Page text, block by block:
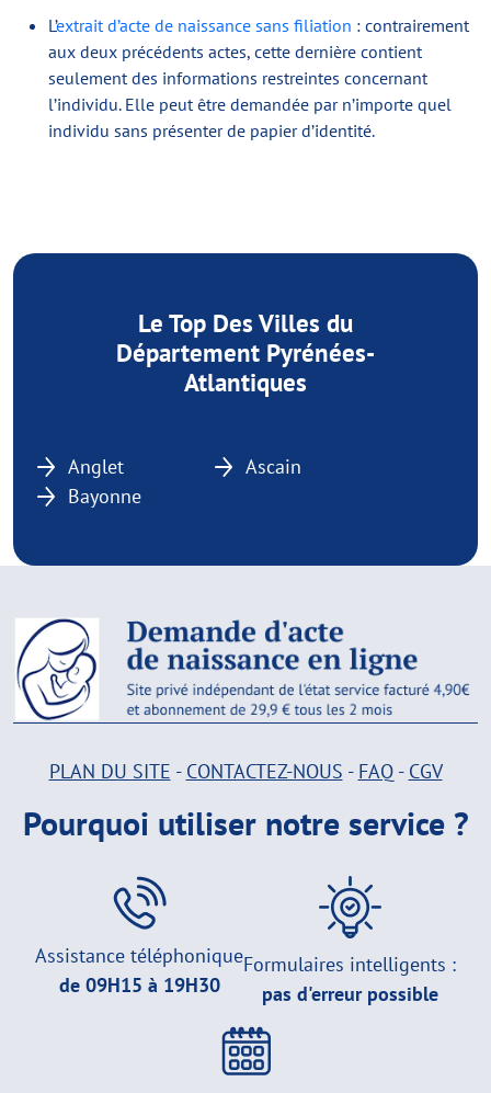
L’extrait d’acte de naissance sans filiation : contrairement
aux deux précédents actes, cette dernière contient
seulement des informations restreintes concernant
l’individu. Elle peut être demandée par n’importe quel
individu sans présenter de papier d’identité.
Le Top Des Villes du
Département Pyrénées-
Atlantiques
Anglet
Ascain
Bayonne
PLAN DU SITE - CONTACTEZ-NOUS - FAQ- CGV
Pourquoi utiliser notre service ?
Assistance téléphonique
de 09H15 à 19H30
Formulaires intelligents :
pas d'erreur possible